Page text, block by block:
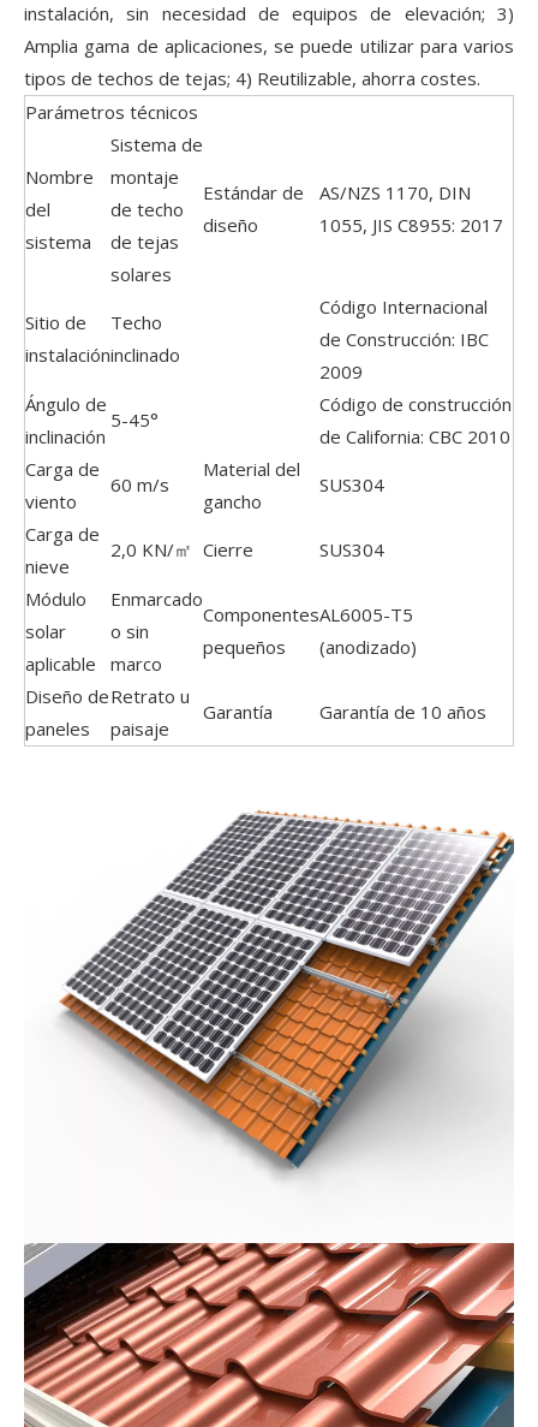
instalación, sin necesidad de equipos de elevación; 3)
Amplia gama de aplicaciones, se puede utilizar para varios
tipos de techos de tejas; 4) Reutilizable, ahorra costes.
Parámetros técnicos
Nombre
del
sistema
Sistema de
montaje
de techo
de tejas
solares
Estándar de
diseño
AS/NZS 1170, DIN
1055, JIS C8955: 2017
Sitio de
instalación
Techo
inclinado
Código Internacional
de Construcción: IBC
2009
Ángulo de
inclinación
5-45°
Código de construcción
de California: CBC 2010
Carga de
viento
60 m/s
Material del
gancho
SUS304
Carga de
nieve
2,0 KN/㎡ Cierre SUS304
Módulo
solar
aplicable
Enmarcado
o sin
marco
Componentes
pequeños
AL6005-T5
(anodizado)
Diseño de
paneles
Retrato u
paisaje
Garantía Garantía de 10 años